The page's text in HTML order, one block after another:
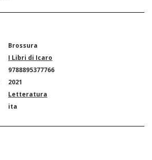
Brossura
I Libri di Icaro
9788895377766
2021
Letteratura
ita